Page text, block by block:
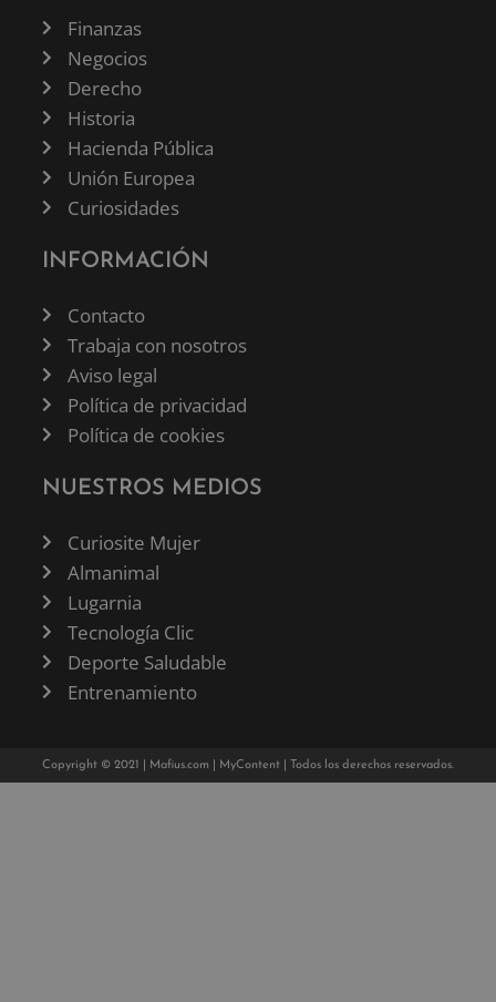
Finanzas
Negocios
Derecho
Historia
Hacienda Pública
Unión Europea
Curiosidades
INFORMACIÓN
Contacto
Trabaja con nosotros
Aviso legal
Política de privacidad
Política de cookies
NUESTROS MEDIOS
Curiosite Mujer
Almanimal
Lugarnia
Tecnología Clic
Deporte Saludable
Entrenamiento
Copyright © 2021 | Mafius.com MyContent | Todos los derechos reservados.